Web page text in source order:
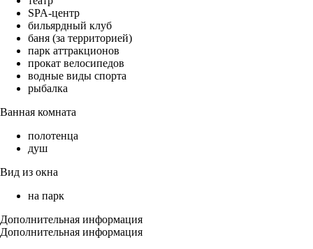
SPA-центр
бильярдный клуб
баня (за территорией)
парк аттракционов
прокат велосипедов
водные виды спорта
рыбалка
Ванная комната
полотенца
душ
Вид из окна
на парк
Дополнительная информация
Дополнительная информация